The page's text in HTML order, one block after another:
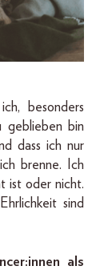
besonders
geblieben bin
dass ich nur
brenne. Ich
ist oder nicht.
sind
als